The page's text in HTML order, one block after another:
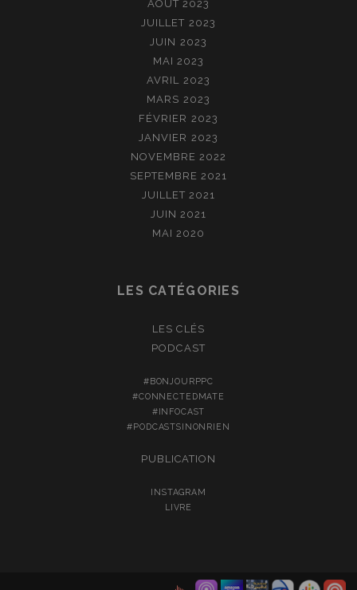
AOÛT 2023
JUILLET 2023
JUIN 2023
MAI 2023
AVRIL 2023
MARS 2023
FÉVRIER 2023
JANVIER 2023
NOVEMBRE 2022
SEPTEMBRE 2021
JUILLET 2021
JUIN 2021
MAI 2020
LES CATÉGORIES
LES CLÉS
PODCAST
#BONJOURPPC
#CONNECTEDMATE
#INFOCAST
#PODCASTSINONRIEN
PUBLICATION
INSTAGRAM
LIVRE